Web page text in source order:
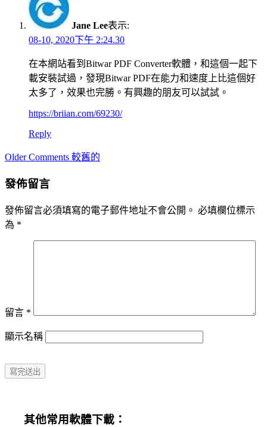
Jane Lee表示:
08-10, 2020下午 2:24.30
在本網站看到Bitwar PDF Converter軟體，和這個一起下
載安裝試過，發現Bitwar PDF在能力和速度上比這個好
太多了，效果也完勝。有興趣的朋友可以試試。
https://briian.com/69230/
Reply
Comment
Older Comments 較舊的
發佈留言
發佈留言必須填寫的電子郵件地址不會公開。 必填欄位標示
為 *
留言 *
顯示名稱
其他常用軟體下載：